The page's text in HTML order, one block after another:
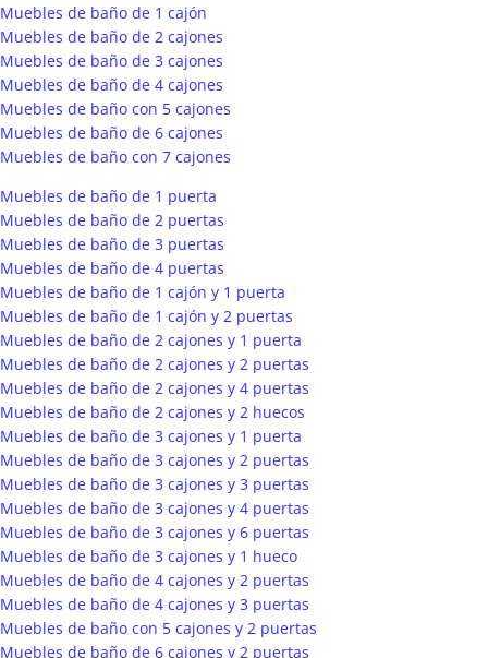
Muebles de baño de 1 cajón
Muebles de baño de 2 cajones
Muebles de baño de 3 cajones
Muebles de baño de 4 cajones
Muebles de baño con 5 cajones
Muebles de baño de 6 cajones
Muebles de baño con 7 cajones
Muebles de baño de 1 puerta
Muebles de baño de 2 puertas
Muebles de baño de 3 puertas
Muebles de baño de 4 puertas
Muebles de baño de 1 cajón y 1 puerta
Muebles de baño de 1 cajón y 2 puertas
Muebles de baño de 2 cajones y 1 puerta
Muebles de baño de 2 cajones y 2 puertas
Muebles de baño de 2 cajones y 4 puertas
Muebles de baño de 2 cajones y 2 huecos
Muebles de baño de 3 cajones y 1 puerta
Muebles de baño de 3 cajones y 2 puertas
Muebles de baño de 3 cajones y 3 puertas
Muebles de baño de 3 cajones y 4 puertas
Muebles de baño de 3 cajones y 6 puertas
Muebles de baño de 3 cajones y 1 hueco
Muebles de baño de 4 cajones y 2 puertas
Muebles de baño de 4 cajones y 3 puertas
Muebles de baño con 5 cajones y 2 puertas
Muebles de baño de 6 cajones y 2 puertas